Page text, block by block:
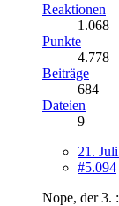
Reaktionen
1.068
Punkte
4.778
Beiträge
684
Dateien
9
21.
#5.094
Nope, der 3. :